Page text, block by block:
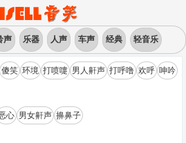
声 乐器 人声 车声 经典 轻音乐
傻笑 环境 打喷嚏 男人鼾声 打呼噜 欢呼 呻吟
心 男女鼾声 擤鼻子